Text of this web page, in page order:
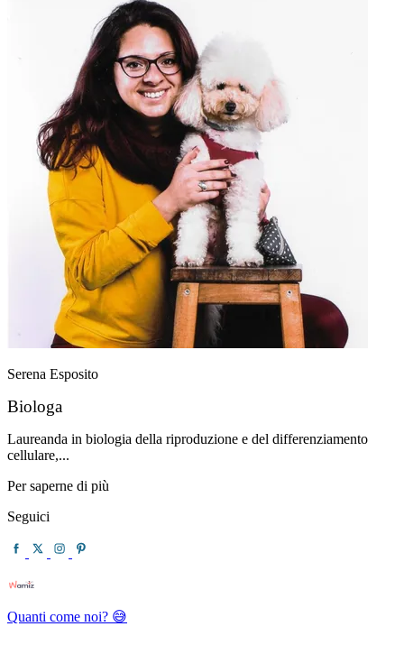
Serena Esposito
Biologa
Laureanda in biologia della riproduzione e del differenziamento
cellulare,...
Per saperne di più
Seguici
Quanti come noi? 😅